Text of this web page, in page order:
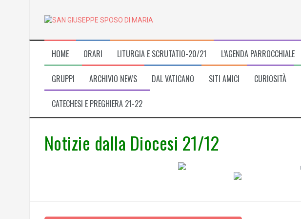
HOME ORARI LITURGIA E SCRUTATIO-20/21 L’AGENDA PARROCCHIALE
GRUPPI ARCHIVIO NEWS DAL VATICANO SITI AMICI CURIOSITÀ
CATECHESI E PREGHIERA 21-22
Notizie dalla Diocesi 21/12